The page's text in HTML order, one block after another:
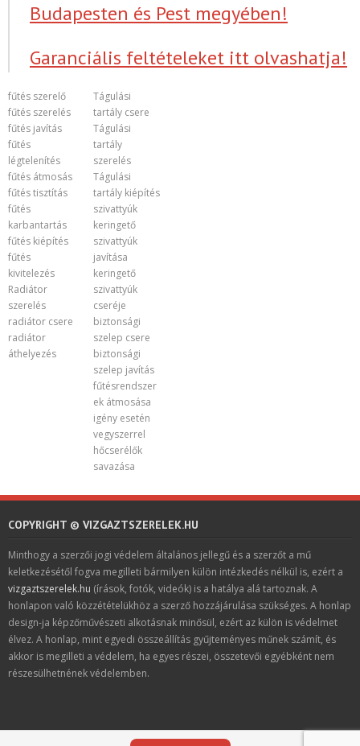
Budapesten és Pest megyében!
Garanciális feltételeket itt olvashatja!
fűtés szerelő
fűtés szerelés
fűtés javítás
fűtés
légtelenítés
fűtés átmosás
fűtés tisztítás
fűtés
karbantartás
fűtés kiépítés
fűtés
kivitelezés
Radiátor
szerelés
radiátor csere
radiátor
áthelyezés
Tágulási
tartály csere
Tágulási
tartály
szerelés
Tágulási
tartály kiépítés
szivattyúk
keringető
szivattyúk
javítása
keringető
szivattyúk
cseréje
biztonsági
szelep csere
biztonsági
szelep javítás
fűtésrendszer
ek átmosása
igény esetén
vegyszerrel
hőcserélők
savazása
COPYRIGHT © VIZGAZTSZERELEK.HU
Minthogy a szerzői jogi védelem általános jellegű és a szerzőt a mű
keletkezésétől fogva megilleti bármilyen külön intézkedés nélkül is, ezért a
vizgaztszerelek.hu (írások, fotók, videók) is a hatálya alá tartoznak. A
honlapon való közzétételükhöz a szerző hozzájárulása szükséges. A honlap
design-ja képzőművészeti alkotásnak minősül, ezért az külön is védelmet
élvez. A honlap, mint egyedi összeállítás gyűjteményes műnek számít, és
akkor is megilleti a védelem, ha egyes részei, összetevői egyébként nem
részesülhetnének védelemben.